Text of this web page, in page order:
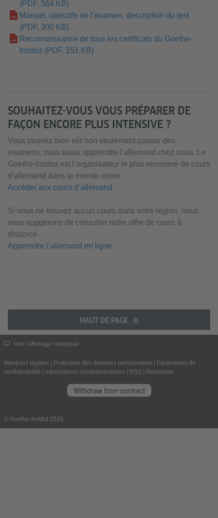
(PDF, 564 KB)
Manuel, objectifs de l’examen, description du test
(PDF, 300 KB)
Reconnaissance de tous les certificats du Goethe-
Institut (PDF, 151 KB)
SOUHAITEZ-VOUS VOUS PRÉPARER DE
FAÇON ENCORE PLUS INTENSIVE ?
Vous pouvez bien sûr non seulement passer des
examens, mais aussi apprendre l’allemand chez nous. Le
Goethe-Institut est l’organisateur le plus renommé de cours
d’allemand dans le monde entier.
Accéder aux cours d’allemand
Si vous ne trouvez aucun cours dans votre région, nous
vous suggérons de consulter notre offre de cours à
distance.
Apprendre l’allemand en ligne
HAUT DE PAGE
Voir l'affichage classique
Mentions légales Protection des données personnelles
Paramètres de
confidentialité
Informations complémentaires RSS Newsletter
Withdraw from contract
© Goethe-Institut 2026